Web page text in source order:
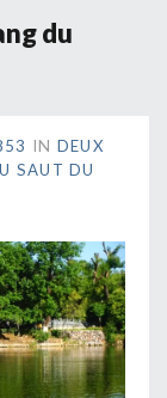
du
IN DEUX
SAUT DU